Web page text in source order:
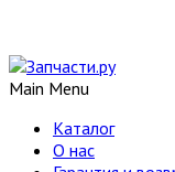
Main Menu
Каталог
О нас